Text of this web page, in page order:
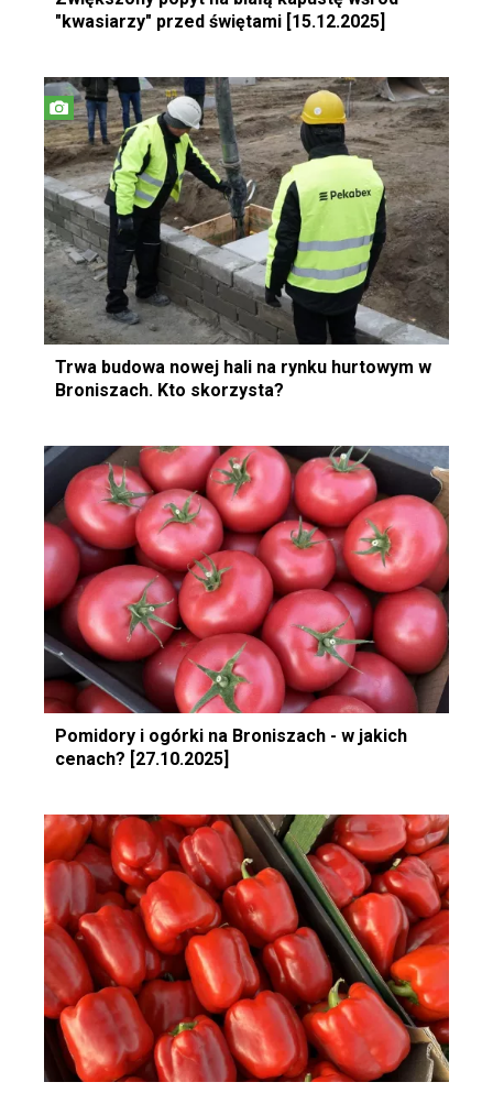
"kwasiarzy" przed świętami [15.12.2025]
Trwa budowa nowej hali na rynku hurtowym w
Broniszach. Kto skorzysta?
Pomidory i ogórki na Broniszach - w jakich
cenach? [27.10.2025]